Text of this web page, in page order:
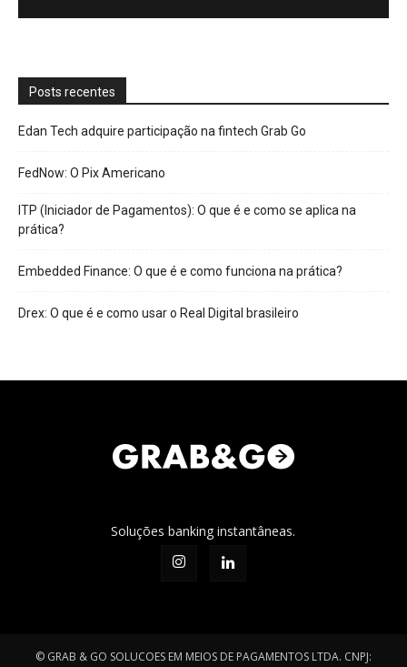
Posts recentes
Edan Tech adquire participação na fintech Grab Go
FedNow: O Pix Americano
ITP (Iniciador de Pagamentos): O que é e como se aplica na
prática?
Embedded Finance: O que é e como funciona na prática?
Drex: O que é e como usar o Real Digital brasileiro
Soluções banking instantâneas.
© GRAB & GO SOLUCOES EM MEIOS DE PAGAMENTOS LTDA. CNPJ: